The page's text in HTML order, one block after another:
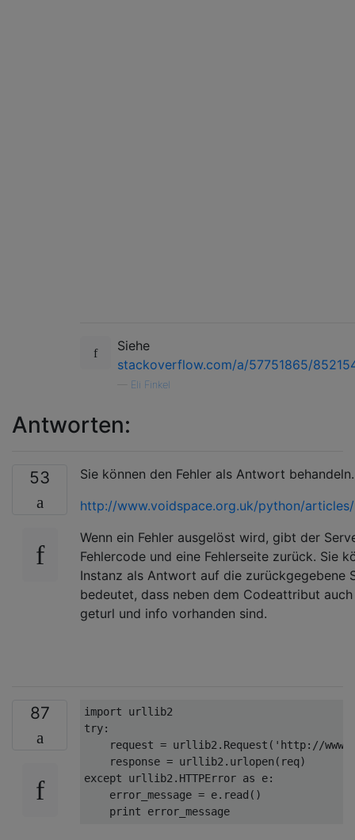
Siehe
stackoverflow.com/a/57751865/
Eli Finkel
Antworten:
53
Sie können den Fehler als Antwort behandeln.
http://www.voidspace.org.uk/python/
Wenn ein Fehler ausgelöst wird, gibt der
Fehlercode und eine Fehlerseite zurück. Sie
Instanz als Antwort auf die zurückgegebene
bedeutet, dass neben dem Codeattribut
geturl und info vorhanden sind.
87 import
try:
    request = urllib2.Request(
'http://
except urllib2.HTTPError as e:
    error_message = e.read()
print